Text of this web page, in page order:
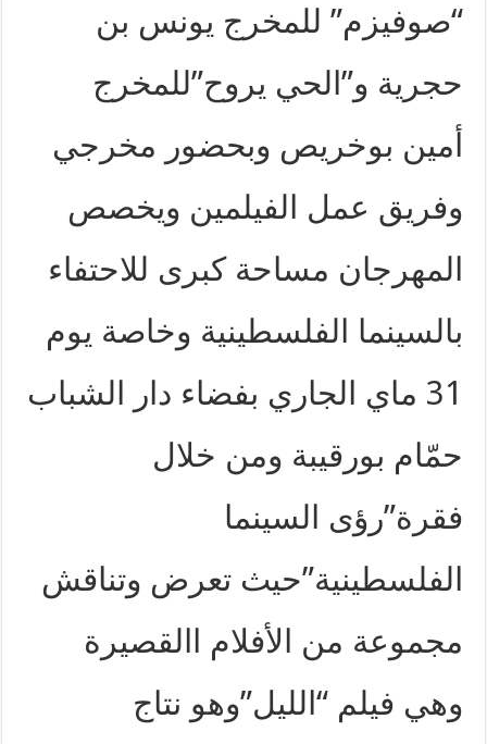
“صوفيزم” للمخرج يونس بن
حجرية و”الحي يروح”للمخرج
أمين بوخريص وبحضور مخرجي
وفريق عمل الفيلمين ويخصص
المهرجان مساحة كبرى للاحتفاء
بالسينما الفلسطينية وخاصة يوم
31 ماي الجاري بفضاء دار الشباب
حمّام بورقيبة ومن خلال
فقرة”رؤى السينما
الفلسطينية”حيث تعرض وتناقش
مجموعة من الأفلام االقصيرة
وهي فيلم “الليل”وهو نتاج